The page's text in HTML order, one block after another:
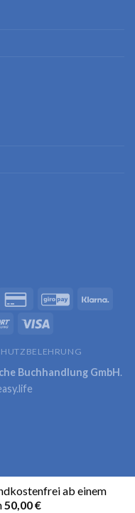
ab einem
50,00€
Buchhandlung GmbH.